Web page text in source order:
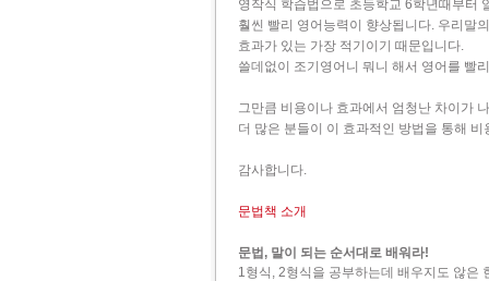
영작식 학습법으로 초등학교 6학년때부터
훨씬 빨리 영어능력이 향상됩니다. 우리말
효과가 있는 가장 적기이기 때문입니다.
쓸데없이 조기영어니 뭐니 해서 영어를 빨
그만큼 비용이나 효과에서 엄청난 차이가
더 많은 분들이 이 효과적인 방법을 통해
감사합니다.
문법책 소개
문법, 말이 되는 순서대로 배워라!
1형식, 2형식을 공부하는데 배우지도 않은